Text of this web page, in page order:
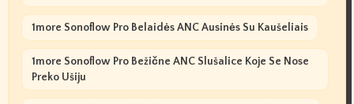
1more Sonoflow Pro Belaidės ANC Ausinės Su Kaušeliais
1more Sonoflow Pro Bežične ANC Slušalice Koje Se Nose
Preko Ušiju